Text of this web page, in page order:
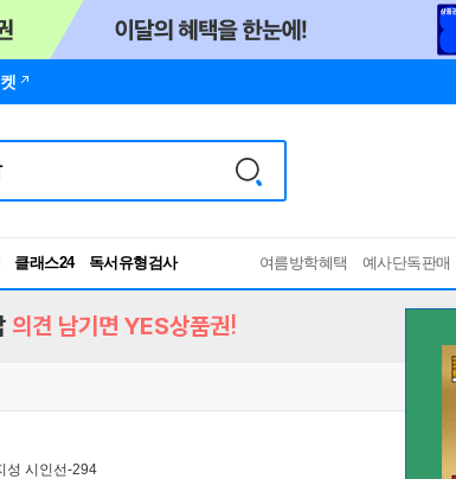
클래스24
독서유형검사
RBTI Lab
여름방학혜택 예사단독판매
의견 남기면 YES상품권!
성 시인선-294